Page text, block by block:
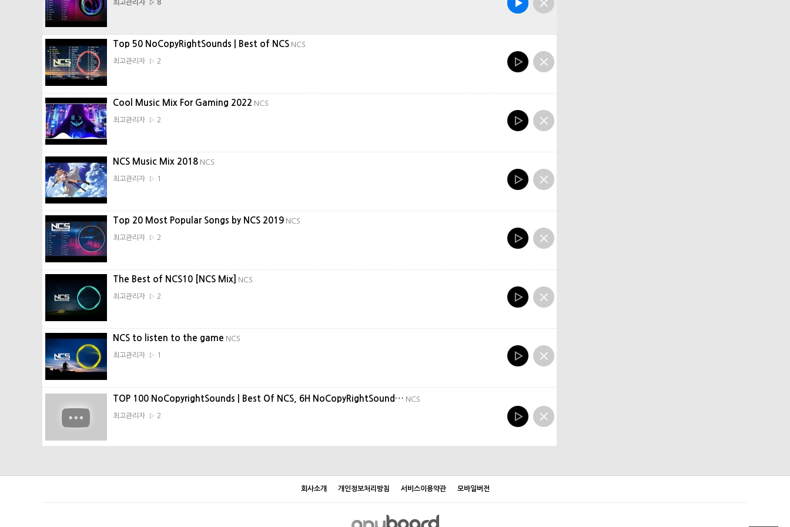
최고관리자 ▷ 8
Top 50 NoCopyRightSounds | Best of NCS NCS
최고관리자 ▷ 2
Cool Music Mix For Gaming 2022 NCS
최고관리자 ▷ 2
NCS Music Mix 2018 NCS
최고관리자 ▷ 1
Top 20 Most Popular Songs by NCS 2019 NCS
최고관리자 ▷ 2
The Best of NCS10 [NCS Mix] NCS
최고관리자 ▷ 2
NCS to listen to the game NCS
최고관리자 ▷ 1
TOP 100 NoCopyrightSounds | Best Of NCS, 6H NoCopyRightSound… NCS
최고관리자 ▷ 2
회사소개 개인정보처리방침 서비스이용약관 모바일버전